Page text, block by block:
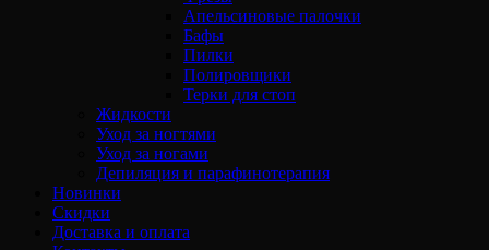
Апельсиновые палочки
Бафы
Пилки
Полировщики
Терки для стоп
Жидкости
Уход за ногтями
Уход за ногами
Депиляция и парафинотерапия
Новинки
Скидки
Доставка и оплата